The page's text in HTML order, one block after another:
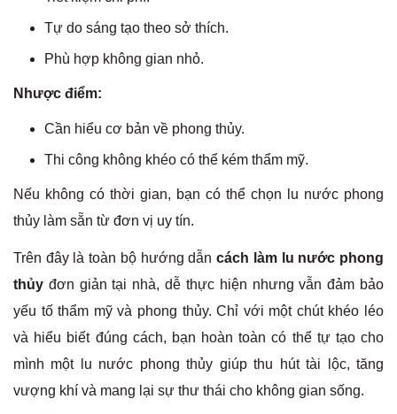
Tự do sáng tạo theo sở thích.
Phù hợp không gian nhỏ.
Nhược điểm:
Cần hiểu cơ bản về phong thủy.
Thi công không khéo có thể kém thẩm mỹ.
Nếu không có thời gian, bạn có thể chọn lu nước phong
thủy làm sẵn từ đơn vị uy tín.
Trên đây là toàn bộ hướng dẫncách làm lu nước phong
thủy đơn giản tại nhà, dễ thực hiện nhưng vẫn đảm bảo
yếu tố thẩm mỹ và phong thủy. Chỉ với một chút khéo léo
và hiểu biết đúng cách, bạn hoàn toàn có thể tự tạo cho
mình một lu nước phong thủy giúp thu hút tài lộc, tăng
vượng khí và mang lại sự thư thái cho không gian sống.